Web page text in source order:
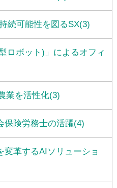
続可能性を図るSX(3)
ロボット)」によるオフィ
業を活性化(3)
保険労務士の活躍(4)
変革するAIソリューショ